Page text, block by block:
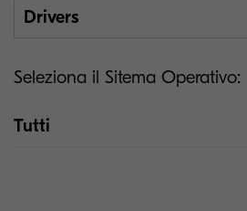
Drivers
Seleziona il Sitema Operativo:
Tutti